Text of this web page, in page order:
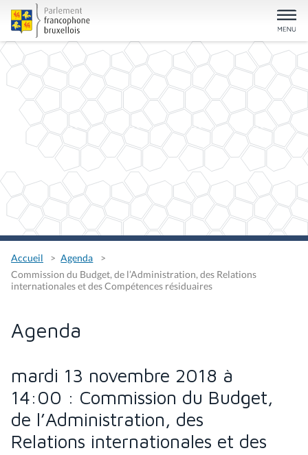
Accueil
Agenda
Commission du Budget, de l’Administration, des Relations
internationales et des Compétences résiduaires
Agenda
mardi 13 novembre 2018 à
14:00 : Commission du Budget,
de l’Administration, des
Relations internationales et des